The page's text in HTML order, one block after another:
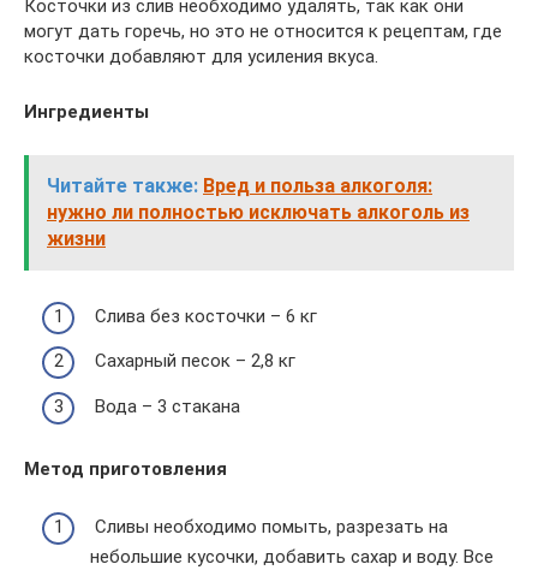
Косточки из слив необходимо удалять, так как они
могут дать горечь, но это не относится к рецептам, где
косточки добавляют для усиления вкуса.
Ингредиенты
Читайте также: Вред и польза алкоголя:
нужно ли полностью исключать алкоголь из
жизни
Слива без косточки – 6 кг
Сахарный песок – 2,8 кг
Вода – 3 стакана
Метод приготовления
Сливы необходимо помыть, разрезать на
небольшие кусочки, добавить сахар и воду. Все